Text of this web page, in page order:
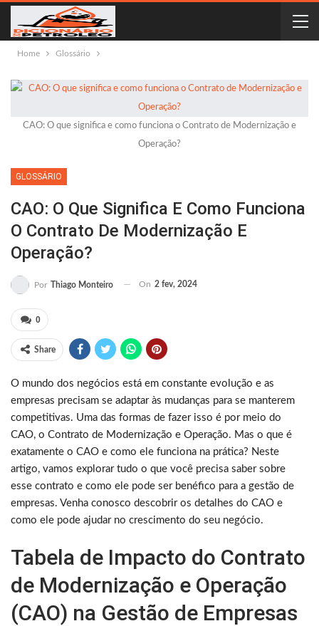
Home Glossário
CAO: O que significa e como funciona o Contrato de Modernização e
Operação?
GLOSSÁRIO
CAO: O Que Significa E Como Funciona
O Contrato De Modernização E
Operação?
Por Thiago Monteiro On 2 fev, 2024
0
Share
O mundo dos negócios está em constante evolução e as
empresas precisam se adaptar às mudanças para se manterem
competitivas. Uma das formas de fazer isso é por meio do
CAO, o Contrato de Modernização e Operação. Mas o que é
exatamente o CAO e como ele funciona na prática? Neste
artigo, vamos explorar tudo o que você precisa saber sobre
esse contrato e como ele pode ser benéfico para a gestão de
empresas. Venha conosco descobrir os detalhes do CAO e
como ele pode ajudar no crescimento do seu negócio.
Tabela de Impacto do Contrato
de Modernização e Operação
(CAO) na Gestão de Empresas